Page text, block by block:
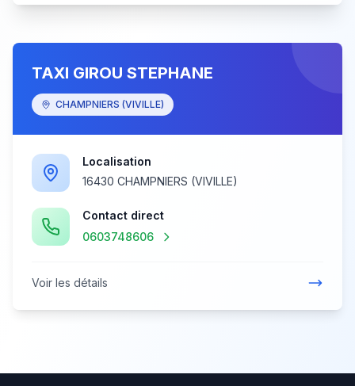
TAXI GIROU STEPHANE
CHAMPNIERS (VIVILLE)
Localisation
16430 CHAMPNIERS (VIVILLE)
Contact direct
0603748606
Voir les détails